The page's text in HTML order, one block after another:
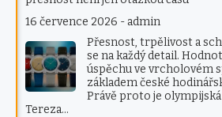
16 července 2026 - admin
Přesnost, trpělivost a
se na každý detail.
úspěchu ve vrcholovém
základem české
Právě proto je
Tereza…